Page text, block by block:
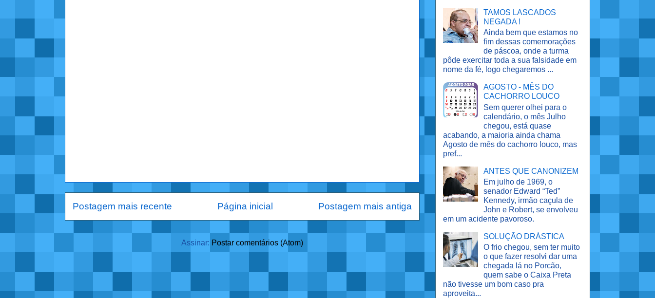
Postagem mais recente Postagem mais antiga
Página inicial
Assinar: Postar comentários (Atom)
TAMOS LASCADOS
NEGADA !
Ainda bem que estamos no
fim dessas comemorações
de páscoa, onde a turma
pôde exercitar toda a sua falsidade em
nome da fé, logo chegaremos ...
AGOSTO - MÊS DO
CACHORRO LOUCO
Sem querer olhei para o
calendário, o mês Julho
chegou, está quase
acabando, a maioria ainda chama
Agosto de mês do cachorro louco, mas
pref...
ANTES QUE CANONIZEM
Em julho de 1969, o
senador Edward “Ted”
Kennedy, irmão caçula de
John e Robert, se envolveu
em um acidente pavoroso.
SOLUÇÃO DRÁSTICA
O frio chegou, sem ter muito
o que fazer resolvi dar uma
chegada lá no Porcão,
quem sabe o Caixa Preta
não tivesse um bom caso pra
aproveita...